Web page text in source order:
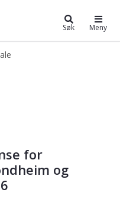
Søk Meny
for
og